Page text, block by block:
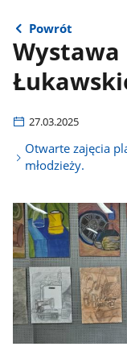
Powrót
Wystawa
27.03.2025
Otwarte zajęcia
młodzieży.